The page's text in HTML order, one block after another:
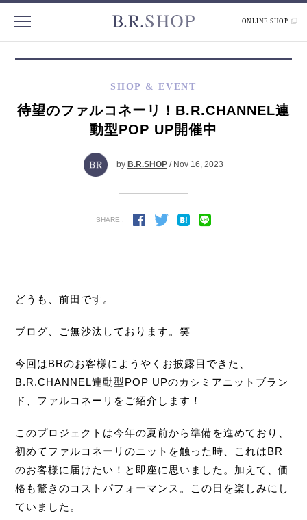
ONLINE SHOP
SHOP & EVENT
待望のファルコネーリ！B.R.CHANNEL連
動型POP UP開催中
by B.R.SHOP / Nov 16, 2023
SHARE :
どうも、前田です。
ブログ、ご無沙汰しております。笑
今回はBRのお客様にようやくお披露目できた、
B.R.CHANNEL連動型POP UPのカシミアニットブラン
ド、ファルコネーリをご紹介します！
このプロジェクトは今年の夏前から準備を進めており、
初めてファルコネーリのニットを触った時、これはBR
のお客様に届けたい！と即座に思いました。加えて、価
格も驚きのコストパフォーマンス。この日を楽しみにし
ていました。